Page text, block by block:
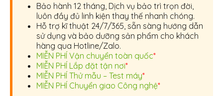
Bảo hành 12 tháng, Dịch vụ bảo trì trọn đời,
luôn đầy đủ linh kiện thay thế nhanh chóng.
Hỗ trợ kĩ thuật 24/7/365, sẵn sàng hướng dẫn
sử dụng và bảo dưỡng sản phẩm cho khách
hàng qua Hotline/Zalo.
MIỄN PHÍ Vận chuyển toàn quốc*
MIỄN PHÍ Lắp đặt tận nơi*
MIỄN PHÍ Thử mẫu – Test máy*
MIỄN PHÍ Chuyển giao Công nghệ*